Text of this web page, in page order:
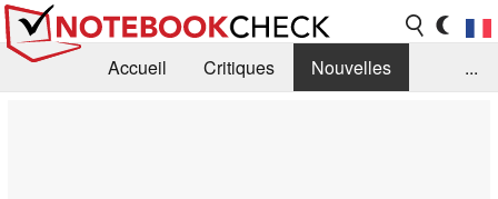
Accueil Critiques
Nouvelles
...